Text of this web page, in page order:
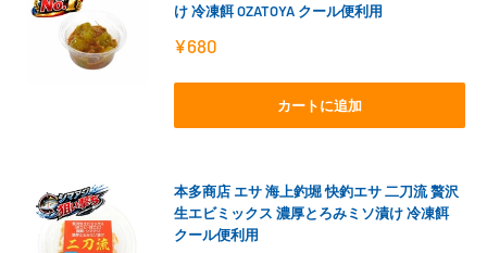
け 冷凍餌 OZATOYA クール便利用
販
価
¥680
カートに追加
本多商店 エサ 海上釣堀 快釣エサ 二刀流 贅沢
生エビミックス 濃厚とろみミソ漬け 冷凍餌
クール便利用